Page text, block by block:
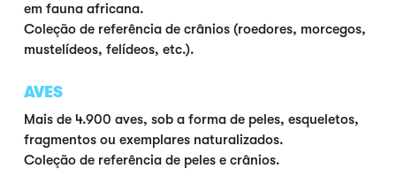
em fauna africana.
Coleção de referência de crânios (roedores, morcegos,
mustelídeos, felídeos, etc.).
AVES
Mais de 4.900 aves, sob a forma de peles, esqueletos,
fragmentos ou exemplares naturalizados.
Coleção de referência de peles e crânios.